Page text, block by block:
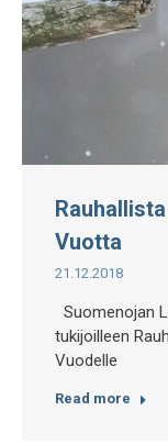
Vuotta
21.12.2018
Suomenojan
tukijoilleen
Vuodelle
Read more